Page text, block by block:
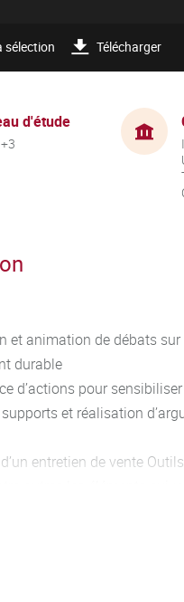
sélection Télécharger
d'étude
et animation de débats sur
durable
d’actions pour
et réalisation
entretien de vente
à la situation, vocabulaire
phonétique et